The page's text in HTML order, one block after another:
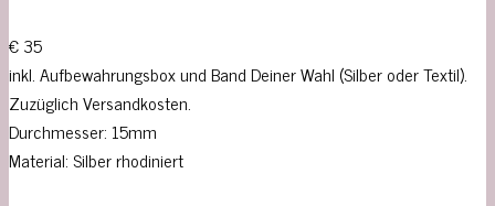
€ 35
inkl. Aufbewahrungsbox und Band Deiner Wahl (Silber oder Textil).
Zuzüglich Versandkosten.
Durchmesser: 15mm
Material: Silber rhodiniert